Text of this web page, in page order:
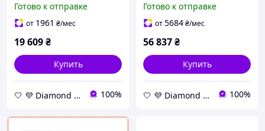
электрический для
закрытых систем
Готово к отправке
от 1961 ₴/мес
19 609₴
Купить
🤍 💜 Diamond 🤍 💜 100%
для отопления дома
Thermo Alliance
Готово к отправке
от5684₴/мес
56 837₴
Купить
🤍 💜 Diamond 🤍 💜 100%